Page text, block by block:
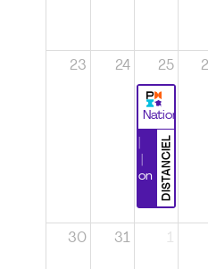
23 24 25
National
DISTANCIEL
Certification
30 31 1